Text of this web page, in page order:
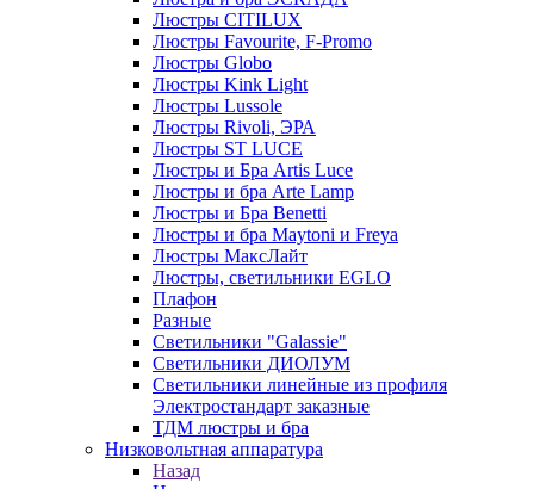
Люстры CITILUX
Люстры Favourite, F-Promo
Люстры Globo
Люстры Kink Light
Люстры Lussole
Люстры Rivoli, ЭРА
Люстры ST LUCE
Люстры и Бра Artis Luce
Люстры и бра Arte Lamp
Люстры и Бра Benetti
Люстры и бра Maytoni и Freya
Люстры МаксЛайт
Люстры, светильники EGLO
Плафон
Разные
Светильники "Galassie"
Светильники ДИОЛУМ
Светильники линейные из профиля
Электростандарт заказные
ТДМ люстры и бра
Низковольтная аппаратура
Назад